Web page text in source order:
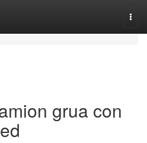
grua con